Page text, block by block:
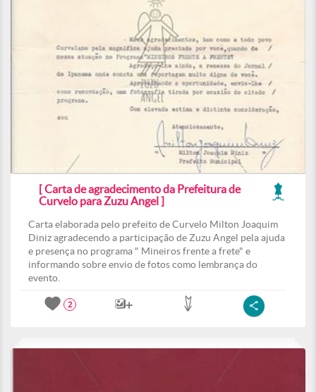
[ Carta de agradecimento da Prefeitura de
Curvelo para Zuzu Angel ]
Carta elaborada pelo prefeito de Curvelo Milton Joaquim
Diniz agradecendo a participação de Zuzu Angel pela ajuda
e presença no programa " Mineiros frente a frete" e
informando sobre envio de fotos como lembrança do
evento.
2